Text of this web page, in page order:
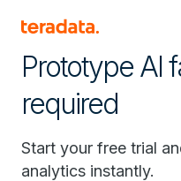
Prototype AI
required
Start your free trial
analytics instantly.